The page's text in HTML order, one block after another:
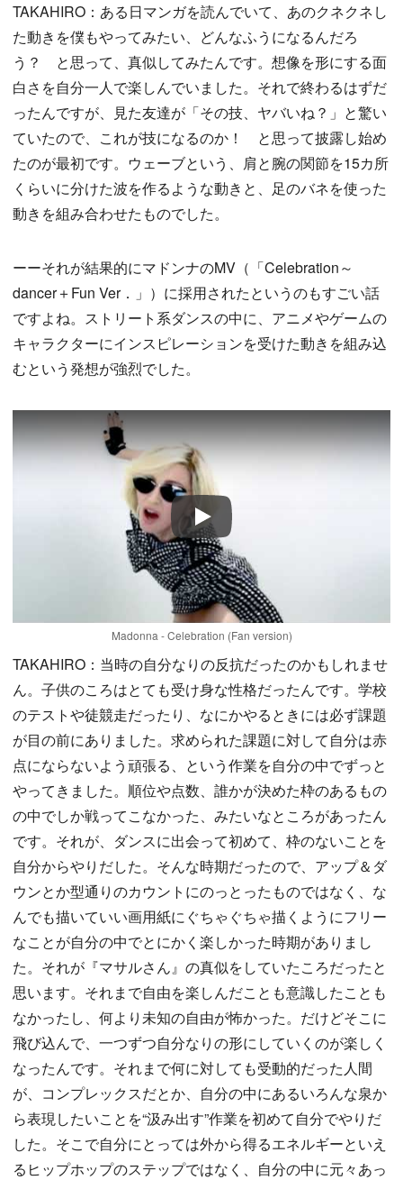
TAKAHIRO：ある日マンガを読んでいて、あのクネクネし
た動きを僕もやってみたい、どんなふうになるんだろ
う？ と思って、真似してみたんです。想像を形にする面
白さを自分一人で楽しんでいました。それで終わるはずだ
ったんですが、見た友達が「その技、ヤバいね？」と驚い
ていたので、これが技になるのか！ と思って披露し始め
たのが最初です。ウェーブという、肩と腕の関節を15カ所
くらいに分けた波を作るような動きと、足のバネを使った
動きを組み合わせたものでした。
ーーそれが結果的にマドンナのMV（「Celebration～
dancer＋Fun Ver．」）に採用されたというのもすごい話
ですよね。ストリート系ダンスの中に、アニメやゲームの
キャラクターにインスピレーションを受けた動きを組み込
むという発想が強烈でした。
Play
Madonna - Celebration (Fan version)
TAKAHIRO：当時の自分なりの反抗だったのかもしれませ
ん。子供のころはとても受け身な性格だったんです。学校
のテストや徒競走だったり、なにかやるときには必ず課題
が目の前にありました。求められた課題に対して自分は赤
点にならないよう頑張る、という作業を自分の中でずっと
やってきました。順位や点数、誰かが決めた枠のあるもの
の中でしか戦ってこなかった、みたいなところがあったん
です。それが、ダンスに出会って初めて、枠のないことを
自分からやりだした。そんな時期だったので、アップ＆ダ
ウンとか型通りのカウントにのっとったものではなく、な
んでも描いていい画用紙にぐちゃぐちゃ描くようにフリー
なことが自分の中でとにかく楽しかった時期がありまし
た。それが『マサルさん』の真似をしていたころだったと
思います。それまで自由を楽しんだことも意識したことも
なかったし、何より未知の自由が怖かった。だけどそこに
飛び込んで、一つずつ自分なりの形にしていくのが楽しく
なったんです。それまで何に対しても受動的だった人間
が、コンプレックスだとか、自分の中にあるいろんな泉か
ら表現したいことを“汲み出す”作業を初めて自分でやりだ
した。そこで自分にとっては外から得るエネルギーといえ
るヒップホップのステップではなく、自分の中に元々あっ